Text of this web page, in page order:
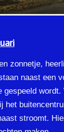
zonnetje,
naast een
gespeeld wordt.
het
stroomt.